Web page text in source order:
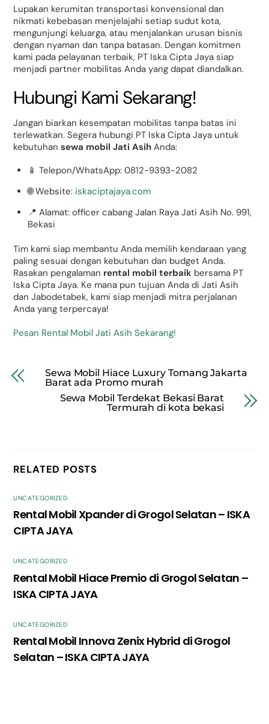
Lupakan kerumitan transportasi konvensional dan
nikmati kebebasan menjelajahi setiap sudut kota,
mengunjungi keluarga, atau menjalankan urusan bisnis
dengan nyaman dan tanpa batasan. Dengan komitmen
kami pada pelayanan terbaik, PT Iska Cipta Jaya siap
menjadi partner mobilitas Anda yang dapat diandalkan.
Hubungi Kami Sekarang!
Jangan biarkan kesempatan mobilitas tanpa batas ini
terlewatkan. Segera hubungi PT Iska Cipta Jaya untuk
kebutuhansewa mobil Jati Asih Anda:
📱 Telepon/WhatsApp: 0812-9393-2082
🌐 Website: iskaciptajaya.com
📍 Alamat: officer cabang Jalan Raya Jati Asih No. 991,
Bekasi
Tim kami siap membantu Anda memilih kendaraan yang
paling sesuai dengan kebutuhan dan budget Anda.
Rasakan pengalaman rental mobil terbaik bersama PT
Iska Cipta Jaya. Ke mana pun tujuan Anda di Jati Asih
dan Jabodetabek, kami siap menjadi mitra perjalanan
Anda yang terpercaya!
Pesan Rental Mobil Jati Asih Sekarang!
Sewa Mobil Hiace Luxury Tomang Jakarta
Barat ada Promo murah
Sewa Mobil Terdekat Bekasi Barat
Termurah di kota bekasi
RELATED POSTS
UNCATEGORIZED
Rental Mobil Xpander di Grogol Selatan – ISKA
CIPTA JAYA
UNCATEGORIZED
Rental Mobil Hiace Premio di Grogol Selatan –
ISKA CIPTA JAYA
UNCATEGORIZED
Rental Mobil Innova Zenix Hybrid di Grogol
Selatan – ISKA CIPTA JAYA